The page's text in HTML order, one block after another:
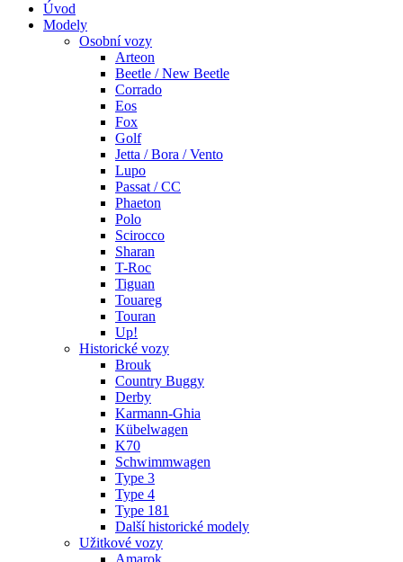
Úvod
Modely
Osobní vozy
Arteon
Beetle / New Beetle
Corrado
Eos
Fox
Golf
Jetta / Bora / Vento
Lupo
Passat / CC
Phaeton
Polo
Scirocco
Sharan
T-Roc
Tiguan
Touareg
Touran
Up!
Historické vozy
Brouk
Country Buggy
Derby
Karmann-Ghia
Kübelwagen
K70
Schwimmwagen
Type 3
Type 4
Type 181
Další historické modely
Užitkové vozy
Amarok